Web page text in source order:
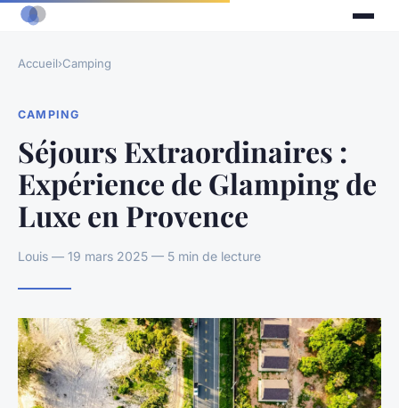
Accueil›Camping
CAMPING
Séjours Extraordinaires :
Expérience de Glamping de
Luxe en Provence
Louis — 19 mars 2025 — 5 min de lecture